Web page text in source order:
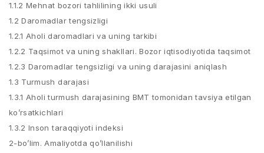
1.1.2 Mehnat bozori tahlilining ikki usuli
1.2 Daromadlar tengsizligi
1.2.1 Aholi daromadlari va uning tarkibi
1.2.2 Taqsimot va uning shakllari. Bozor iqtisodiyotida taqsimot
1.2.3 Daromadlar tengsizligi va uning darajasini aniqlash
1.3 Turmush darajasi
1.3.1 Aholi turmush darajasining BMT tomonidan tavsiya etilgan
ko’rsatkichlari
1.3.2 Inson taraqqiyoti indeksi
2-bo’lim. Amaliyotda qo’llanilishi